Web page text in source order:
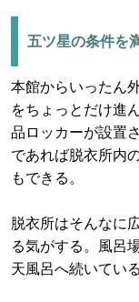
五ツ星の条件を
本館からいったん
をちょっとだけ進
品ロッカーが設置
であれば脱衣所内
もできる。
脱衣所はそんなに
る気がする。風呂
天風呂へ続いてい